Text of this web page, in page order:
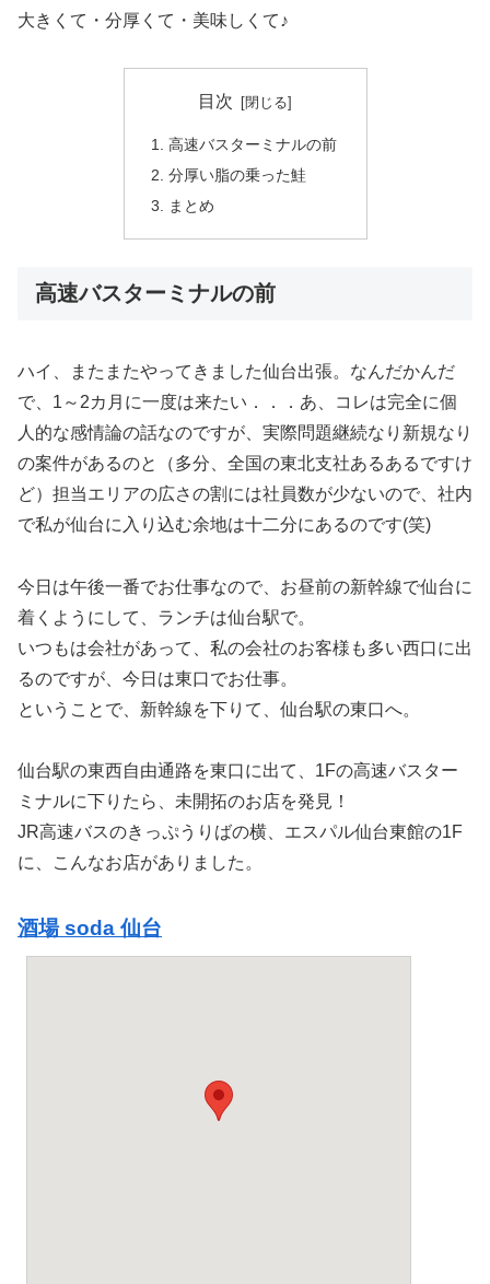
大きくて・分厚くて・美味しくて♪
目次
高速バスターミナルの前
分厚い脂の乗った鮭
まとめ
高速バスターミナルの前
ハイ、またまたやってきました仙台出張。なんだかんだ
で、1～2カ月に一度は来たい．．．あ、コレは完全に個
人的な感情論の話なのですが、実際問題継続なり新規なり
の案件があるのと（多分、全国の東北支社あるあるですけ
ど）担当エリアの広さの割には社員数が少ないので、社内
で私が仙台に入り込む余地は十二分にあるのです(笑)
今日は午後一番でお仕事なので、お昼前の新幹線で仙台に
着くようにして、ランチは仙台駅で。
いつもは会社があって、私の会社のお客様も多い西口に出
るのですが、今日は東口でお仕事。
ということで、新幹線を下りて、仙台駅の東口へ。
仙台駅の東西自由通路を東口に出て、1Fの高速バスター
ミナルに下りたら、未開拓のお店を発見！
JR高速バスのきっぷうりばの横、エスパル仙台東館の1F
に、こんなお店がありました。
酒場 soda 仙台